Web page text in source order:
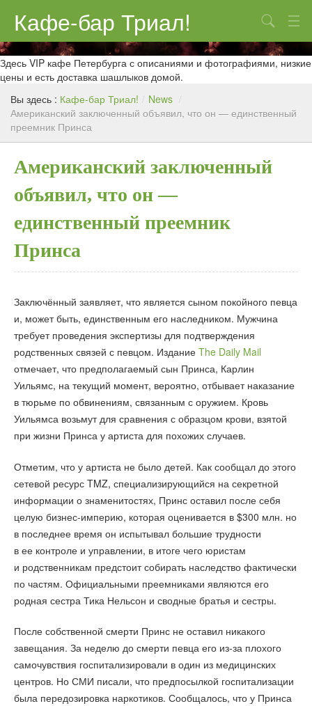
Кафе-бар Триал!
О нас
Меню
Контакты
Реклама
Поиск
Здесь VIP кафе Петербурга с описаниями и фотографиями, низкие
цены и есть доставка шашлыков домой.
Вы здесь : Кафе-бар Триал! / News /
Американский заключенный объявил, что он — единственный
преемник Принса
Американский заключенный
объявил, что он —
единственный преемник
Принса
Заключённый заявляет, что является сыном покойного певца
и, может быть, единственным его наследником. Мужчина
требует проведения экспертизы для подтверждения
родственных связей с певцом. Издание The Daily Mail
отмечает, что предполагаемый сын Принса, Карлин
Уильямс, на текущий момент, вероятно, отбывает наказание
в тюрьме по обвинениям, связанным с оружием. Кровь
Уильямса возьмут для сравнения с образцом крови, взятой
при жизни Принса у артиста для похожих случаев.
Отметим, что у артиста не было детей. Как сообщал до этого
сетевой ресурс TMZ, специализирующийся на секретной
информации о знаменитостях, Принс оставил после себя
целую бизнес-империю, которая оценивается в $300 млн. но
в последнее время он испытывал большие трудности
в ее контроле и управлении, в итоге чего юристам
и родственникам предстоит собирать наследство фактически
по частям. Официальными преемниками являются его
родная сестра Тика Нельсон и сводные братья и сестры.
После собственной смерти Принс не оставил никакого
завещания. За неделю до смерти певца его из-за плохого
самочувствия госпитализировали в один из медицинских
центров. Но СМИ писали, что предпосылкой госпитализации
была передозировка наркотиков. Сообщалось, что у Принса